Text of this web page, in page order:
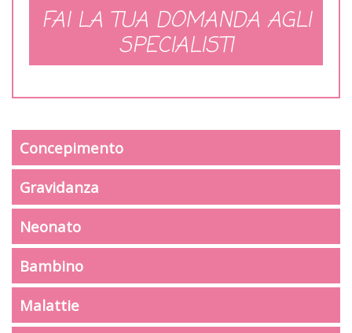
FAI LA TUA DOMANDA AGLI
SPECIALISTI
Concepimento
Gravidanza
Neonato
Bambino
Malattie